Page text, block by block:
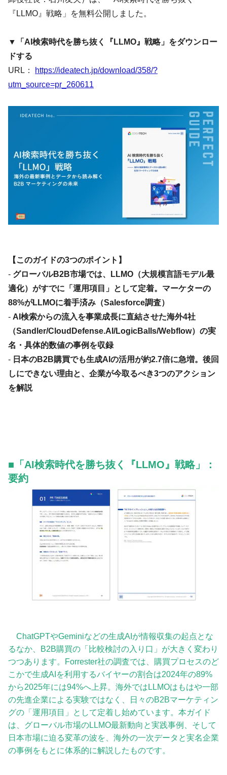
『LLMO』戦略」を無料公開しました。
▼「AI検索時代を勝ち抜く『LLMO』戦略」をダウンロー
ドする
URL：
https://ideatech.jp/download/358/?
utm_source=pr_260611
【このガイドの3つのポイント】
- グローバルB2B市場では、LLMO（大規模言語モデル最
適化）がすでに「運用項目」として定着。マーケターの
88%がLLMOに着手済み（Salesforce調査）
- AI検索からの流入を事業成長に直結させた海外4社
（Sandler/CloudDefense.AI/LogicBalls/Webflow）の実
名・具体的数値の事例を収録
- 日本のB2B購買でも生成AIの活用が約2.7倍に急増。後回
しにできない理由と、企業が今取るべき3つのアクション
を解説
■「AI検索時代を勝ち抜く『LLMO』戦略」：
要約
ChatGPTやGeminiなどの生成AIが情報収集の起点とな
るなか、B2B購買の「比較検討の入り口」が大きく変わり
つつあります。Forrester社の調査では、購買プロセスのど
こかで生成AIを利用するバイヤーの割合は2024年の89%
から2025年には94%へ上昇。海外ではLLMOはもはや一部
の先進企業による実験ではなく、日々のB2Bマーケティン
グの「運用項目」として定着し始めています。本ガイド
は、グローバル市場のLLMO最新動向と実践事例、そして
日本市場に迫る変革の波を、海外の一次データと実名企業
の事例をもとに体系的に解説したものです。